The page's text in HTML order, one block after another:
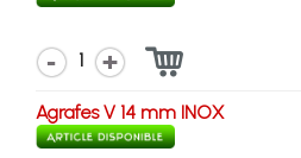
1
Agrafes V 14 mm INOX